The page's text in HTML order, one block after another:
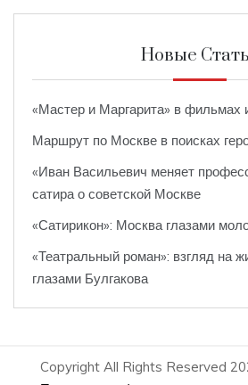
Новые
«Мастер и Маргарита» в фильмах
Маршрут по Москве в поисках
«Иван Васильевич меняет
сатира о советской Москве
«Сатирикон»: Москва глазами
«Театральный роман»: взгляд на
глазами Булгакова
Copyright All Rights Reserved